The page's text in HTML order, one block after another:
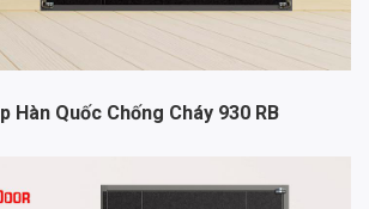
Hàn Quốc Chống Cháy 930 RB